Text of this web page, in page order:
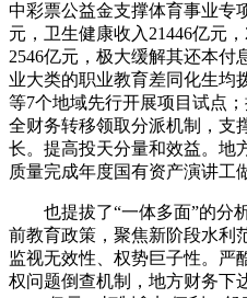
中彩票公益金支撑体育事业专
元，卫生健康收入21446亿元
2546亿元，极大缓解其还本付
业大类的职业教育差同化生均
等7个地域先行开展项目试点
全财务转移领取分派机制，支
长。提高投天分量和效益。地
质量完成年度国有资产演讲工
也提拔了“一体多面”的分
前教育政策，聚焦新阶段水利
监视无效性、权势巨子性。严
权问题倒查机制，地方财务下